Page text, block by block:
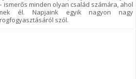
ismerős minden olyan család számára, ahol
él. Napjaink egyik nagyon nagy
szól.